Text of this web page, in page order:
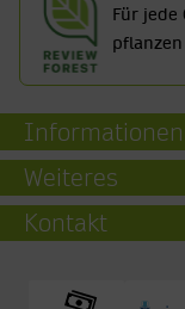
Für jede
Weiteres
Kontakt